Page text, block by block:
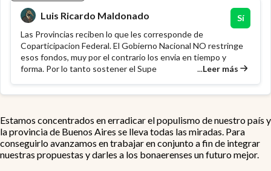
Luis Ricardo Maldonado
Sí
Las Provincias reciben lo que les corresponde de
Coparticipacion Federal. El Gobierno Nacional NO restringe
esos fondos, muy por el contrario los envia en tiempo y
forma. Por lo tanto sostener el Supe
...Leer más
Estamos concentrados en erradicar el populismo de nuestro país y
la provincia de Buenos Aires se lleva todas las miradas. Para
conseguirlo avanzamos en trabajar en conjunto a fin de integrar
nuestras propuestas y darles a los bonaerenses un futuro mejor.